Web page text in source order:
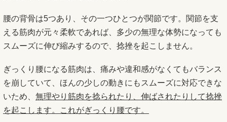
腰の背骨は5つあり、その一つひとつが関節です。関節を支
える筋肉が元々柔軟であれば、多少の無理な体勢になっても
スムーズに伸び縮みするので、捻挫を起こしません。
ぎっくり腰になる筋肉は、痛みや違和感がなくてもバランス
を崩していて、ほんの少しの動きにもスムーズに対応できな
いため、 無理やり筋肉を捻られたり、伸ばされたりして捻挫
を起こします。これがぎっくり腰です。